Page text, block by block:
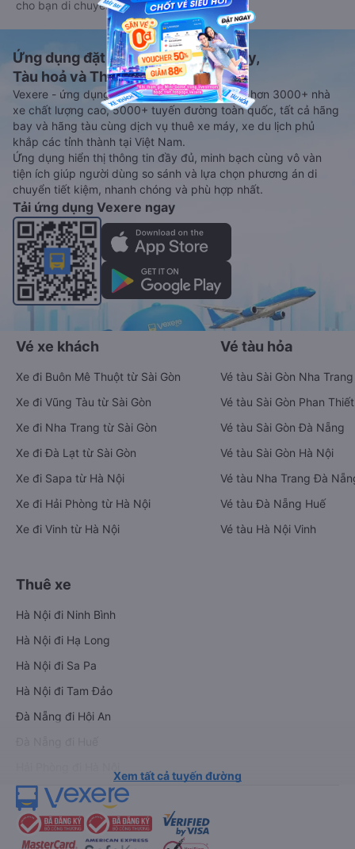
cho bạn di chuyển.
Ứng dụng đặt vé Xe khách, Máy bay,
Tàu hoả và Thuê xe
Vexere - ứng dụng đặt vé đa phương tiện với hơn 3000+ nhà
xe chất lượng cao, 5000+ tuyến đường toàn quốc, tất cả hãng
bay và hãng tàu cùng dịch vụ thuê xe máy, xe du lịch phủ
khắp các tỉnh thành tại Việt Nam.
Ứng dụng hiển thị thông tin đầy đủ, minh bạch cùng vô vàn
tiện ích giúp người dùng so sánh và lựa chọn phương án di
chuyển tiết kiệm, nhanh chóng và phù hợp nhất.
Tải ứng dụng Vexere ngay
Vé xe khách
Xe đi Buôn Mê Thuột từ Sài Gòn
Xe đi Vũng Tàu từ Sài Gòn
Xe đi Nha Trang từ Sài Gòn
Xe đi Đà Lạt từ Sài Gòn
Xe đi Sapa từ Hà Nội
Xe đi Hải Phòng từ Hà Nội
Xe đi Vinh từ Hà Nội
Vé tàu hỏa
Vé tàu Sài Gòn Nha Trang
Vé tàu Sài Gòn Phan Thiết
Vé tàu Sài Gòn Đà Nẵng
Vé tàu Sài Gòn Hà Nội
Vé tàu Nha Trang Đà
Vé tàu Đà Nẵng Huế
Vé tàu Hà Nội Vinh
Thuê xe
Hà Nội đi Ninh Bình
Hà Nội đi Hạ Long
Hà Nội đi Sa Pa
Hà Nội đi Tam Đảo
Đà Nẵng đi Hội An
Xem tất cả tuyến đường